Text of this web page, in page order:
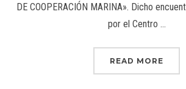
DE COOPERACIÓN MARINA». Dicho
por el Centro …
READ MORE